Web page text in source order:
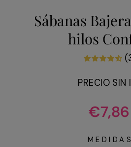
Sábanas
hilos
PRECIO SIN
Precio
habitual
€7,86
MEDIDAS